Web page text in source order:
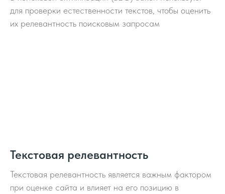
для проверки естественности текстов, чтобы оценить
их релевантность поисковым запросам
Текстовая релевантность
Текстовая релевантность является важным фактором
при оценке сайта и влияет на его позицию в